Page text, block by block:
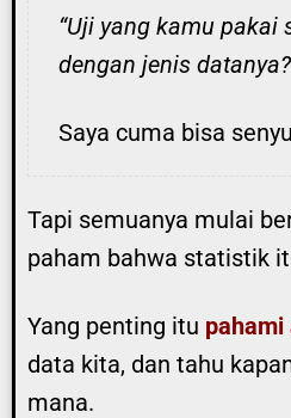
“Uji yang kamu pakai
dengan jenis
Saya cuma bisa
Tapi semuanya mulai
paham bahwa statistik
Yang penting itu pahami
data kita, dan tahu
mana.